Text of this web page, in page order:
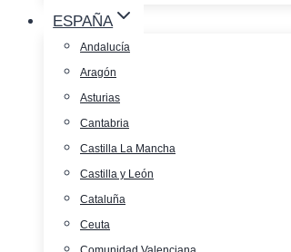
ESPAÑA
Andalucía
Aragón
Asturias
Cantabria
Castilla La Mancha
Castilla y León
Cataluña
Ceuta